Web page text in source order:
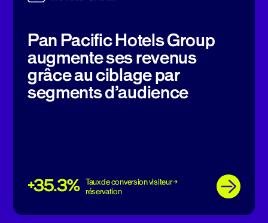
Pan Pacific Hotels Group
augmente ses revenus
grâce au ciblage par
segments d’audience
+35.3% Taux de conversion visiteur →
réservation